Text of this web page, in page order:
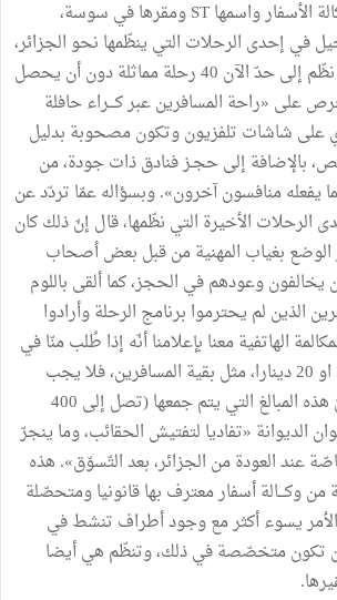
اتصلنا برقم صاحب وكالة الأسفار واسمها ST ومقرها في سوسة،
في إحدى الرحلات التي ينظّمها نحو الجزائر،
وأكّد لنا هذا الاخير أنّه نظّم إلى حدّ الآن 40 رحلة مماثلة دون أن يحصل
على «راحة المسافرين عبر كـــراء حافلة
على شاشات تلفزيون وتكون مصحوبة بدليل
إلى حجـز فنادق ذات جودة، من
لما يفعله منافسون آخرون». وبسؤاله عمّا تردّد عن
الأخيرة التي نظّمها، قال إنّ ذلك كان
الوضع بغياب المهنية من قبل بعض أصحاب
يخالفون وعودهم في الحجز، كما ألقى باللوم
الذين لم يحترموا برنامج الرحلة وأرادوا
الهاتفية معنا بإعلامنا أنّه إذا طُلب منّا في
الحدود إعطاء مبلغ 10 او 20 دينارا، مثل بقية المسافرين، فلا يجب
الاستغراب من ذلك لأنّ هذه المبالغ التي يتم جمعها (تصل إلى 400
الديوانة «تفاديا لتفتيش الحقائب، وما ينجرّ
عند العودة من الجزائر، بعد التّسوّق». هذه
من وكـــالة أسفار معترف بها قانونيا ومتحصّلة
يسوء أكثر مع وجود أطراف تنشط في
تكون متخصّصة في ذلك، وتنظّم هي أيضا